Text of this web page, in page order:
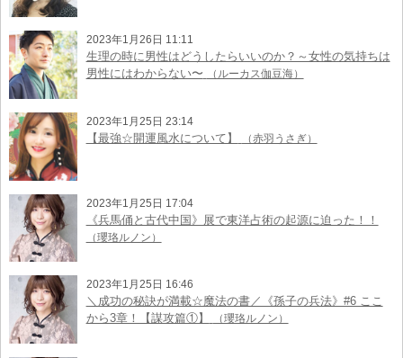
2023年1月26日 11:11
生理の時に男性はどうしたらいいのか？～女性の気持ちは
男性にはわからない〜
（ルーカス伽豆海）
2023年1月25日 23:14
【最強☆開運風水について】 （赤羽うさぎ）
2023年1月25日 17:04
《兵馬俑と古代中国》展で東洋占術の起源に迫った！！
（瓔珞ルノン）
2023年1月25日 16:46
＼成功の秘訣が満載☆魔法の書／《孫子の兵法》#6 ここ
から3章！【謀攻篇①】
（瓔珞ルノン）